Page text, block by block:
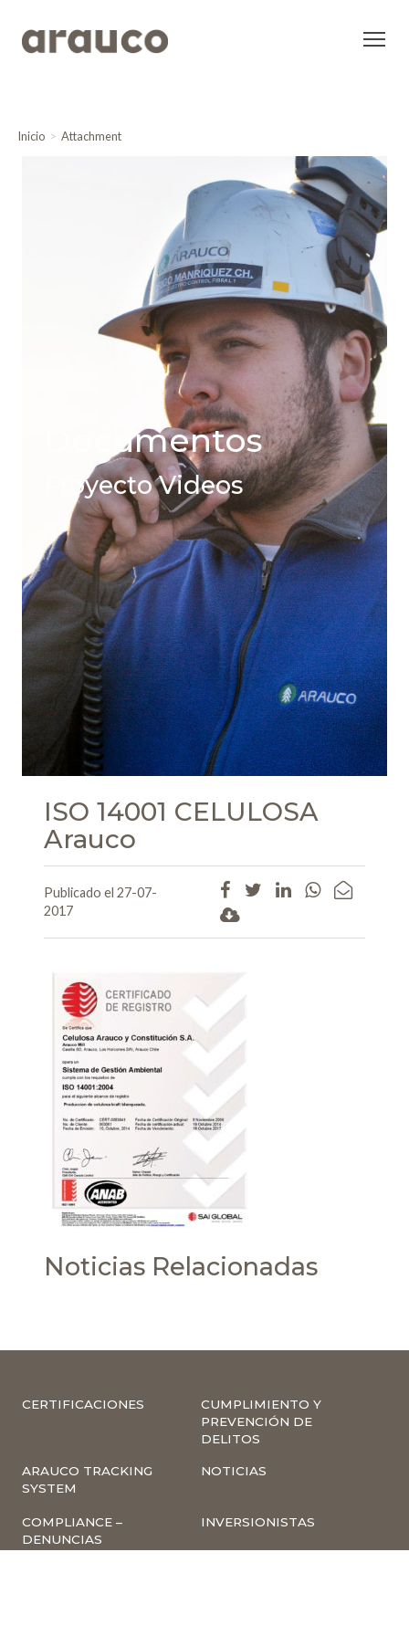
Inicio Attachment
Documentos
Proyecto Videos
ISO 14001 CELULOSA
Arauco
Publicado el 27-07-
2017
Noticias Relacionadas
CERTIFICACIONES
CUMPLIMIENTO Y
PREVENCIÓN DE
DELITOS
ARAUCO TRACKING
SYSTEM
NOTICIAS
COMPLIANCE –
DENUNCIAS
INVERSIONISTAS